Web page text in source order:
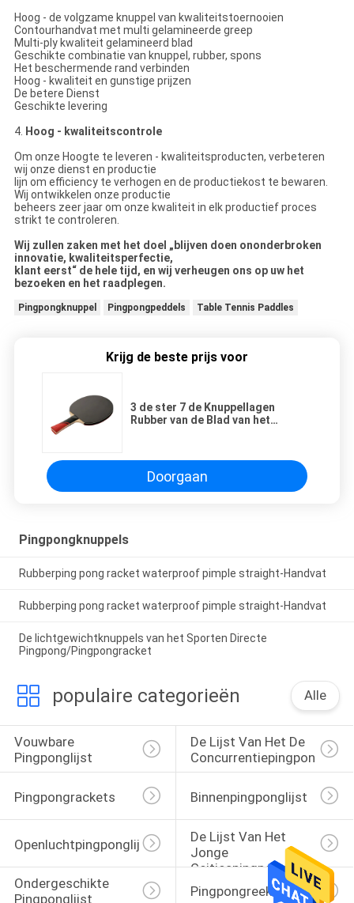
Hoog - de volgzame knuppel van kwaliteitstoernooien
Contourhandvat met multi gelamineerde greep
Multi-ply kwaliteit gelamineerd blad
Geschikte combinatie van knuppel, rubber, spons
Het beschermende rand verbinden
Hoog - kwaliteit en gunstige prijzen
De betere Dienst
Geschikte levering
4. Hoog - kwaliteitscontrole
Om onze Hoogte te leveren - kwaliteitsproducten, verbeteren
wij onze dienst en productie
lijn om efficiency te verhogen en de productiekost te bewaren.
Wij ontwikkelen onze productie
beheers zeer jaar om onze kwaliteit in elk productief proces
strikt te controleren.
Wij zullen zaken met het doel „blijven doen ononderbroken
innovatie, kwaliteitsperfectie,
klant eerst“ de hele tijd, en wij verheugen ons op uw het
bezoeken en het raadplegen.
Pingpongknuppel Pingpongpeddels Table Tennis Paddles
Krijg de beste prijs voor
3 de ster 7 de Knuppellagen
Rubber van de Blad van het
Doorgaan
Pingpongknuppels
Rubberping pong racket waterproof pimple straight-Handvat
Rubberping pong racket waterproof pimple straight-Handvat
De lichtgewichtknuppels van het Sporten Directe
Pingpong/Pingpongracket
populaire categorieën Alle
Vouwbare
Pingponglijst
De Lijst Van Het De
Concurrentiepingpong
Pingpongrackets Binnenpingponglijst
Openluchtpingponglijst
De Lijst Van Het
Jonge
Geitjespingpong
Ondergeschikte
Pingponglijst
Pingpongreeks